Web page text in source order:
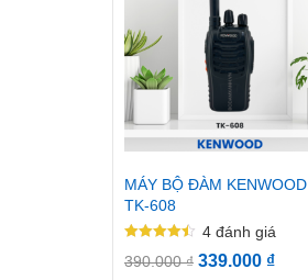
MÁY BỘ ĐÀM KENWOOD
TK-608
hạng
4đánh giá
390.000₫ 339.000 ₫